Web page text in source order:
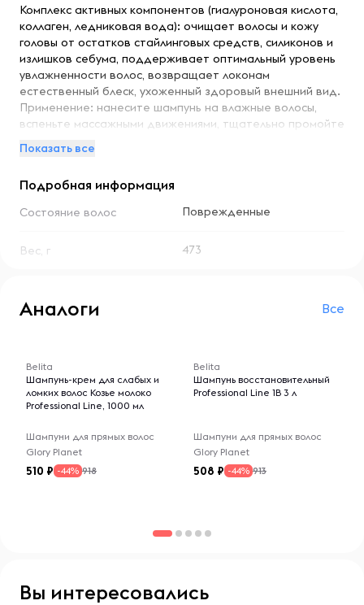
Комплекс активных компонентов (гиалуроновая кислота,
коллаген, ледниковая вода): очищает волосы и кожу
головы от остатков стайлинговых средств, силиконов и
излишков себума, поддерживает оптимальный уровень
увлажненности волос, возвращает локонам
естественный блеск, ухоженный здоровый внешний вид.
Применение: нанесите шампунь на влажные волосы,
вспеньте массажными движениями, тщательно промойте
рекомендовано применять совместно с гиалуроновым
Показать все
Подробная информация
Состояние волос Поврежденные
Вес, г 473
Аналоги Все
Belita
Шампунь-крем для слабых и
ломких волос Козье молоко
Professional Line, 1000 мл
Шампуни для прямых волос
Glory Planet
510 -44% 918
Belita
Шампунь восстановительный
Professional Line 1В 3 л
Шампуни для прямых волос
Glory Planet
508 -44% 913
Вы интересовались